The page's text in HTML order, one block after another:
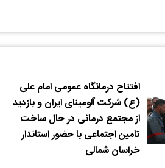
افتتاح درمانگاه عمومی امام علی
(ع) شرکت آلومینای ایران و بازدید
از مجتمع درمانی در حال ساخت
تامین اجتماعی با حضور استاندار
خراسان شمالی